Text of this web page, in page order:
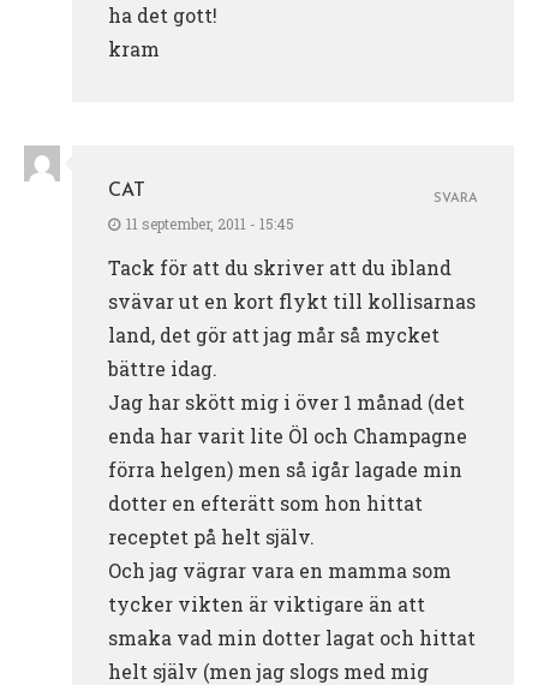
ha det gott!
kram
CAT
11 september, 2011 - 15:45
Tack för att du skriver att du ibland
svävar ut en kort flykt till kollisarnas
land, det gör att jag mår så mycket
bättre idag.
Jag har skött mig i över 1 månad (det
enda har varit lite Öl och Champagne
förra helgen) men så igår lagade min
dotter en efterätt som hon hittat
receptet på helt själv.
Och jag vägrar vara en mamma som
tycker vikten är viktigare än att
smaka vad min dotter lagat och hittat
helt själv (men jag slogs med mig
SVARA